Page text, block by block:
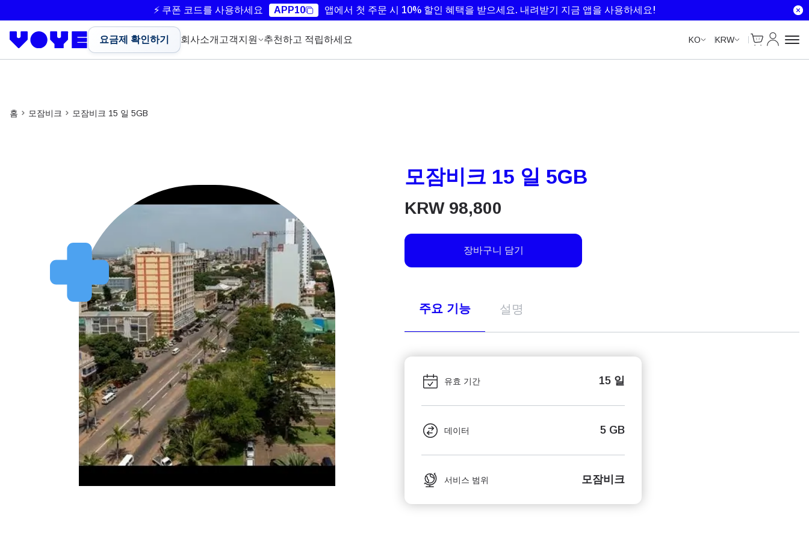
⚡ 쿠폰 코드를 사용하세요 APP10 앱에서 첫 주문 시 10% 할인 혜택을 받으세요. 내려받기 지금 앱을 사용하세요!
요금제 확인하기 회사소개 고객지원 추천하고 적립하세요 KO KRW
Cart
내 계정
홈 모잠비크 모잠비크 15 일 5GB
모잠비크 15 일 5GB
KRW98,800
장바구니 담기
주요 기능 설명
유효 기간 15 일
데이터 5 GB
서비스 범위 모잠비크